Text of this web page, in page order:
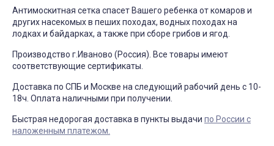
Антимоскитная сетка спасет Вашего ребенка от комаров и
других насекомых в пеших походах, водных походах на
лодках и байдарках, а также при сборе грибов и ягод.
Производство г.Иваново (Россия). Все товары имеют
соответствующие сертификаты.
Доставка по СПБ и Москве на следующий рабочий день с 10-
18ч. Оплата наличными при получении.
Быстрая недорогая доставка в пункты выдачи по России с
наложенным платежом.